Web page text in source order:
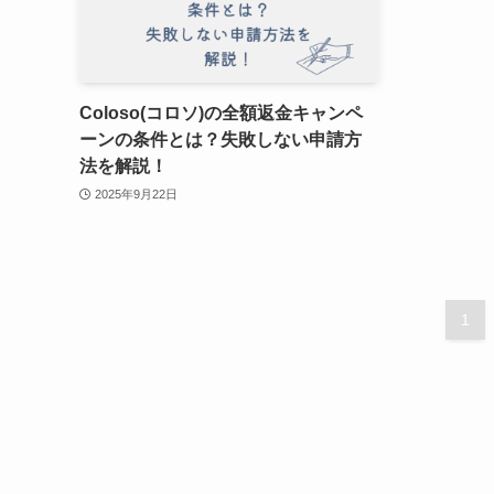
Coloso(コロソ)の全額返金キャンペ
ーンの条件とは？失敗しない申請方
法を解説！
2025年9月22日
1